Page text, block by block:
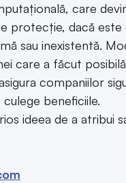
care
protecție, dacă
sau inexistentă.
care a făcut
companiilor
beneficiile.
ideea de a atribui